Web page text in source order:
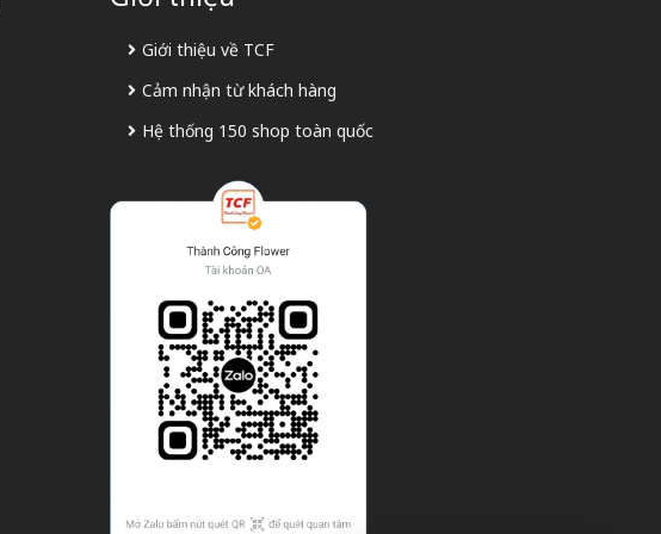
Giới thiệu về TCF
Cảm nhận từ khách hàng
Hệ thống 150 shop toàn quốc